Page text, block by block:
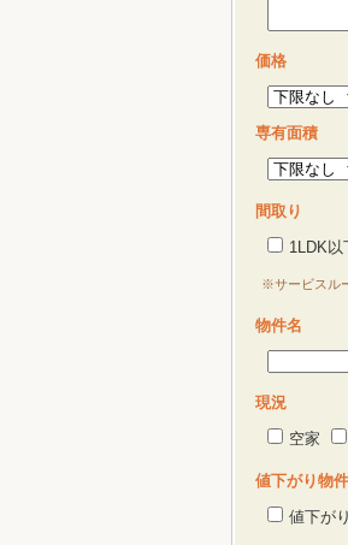
価格
専有面積
間取り
1LDK以
※サービスル
物件名
現況
空家
値下がり物件
値下が